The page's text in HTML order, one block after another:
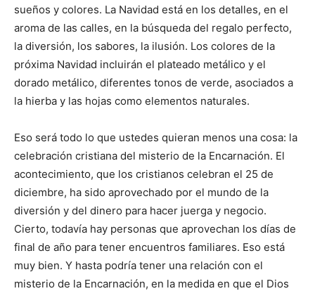
sueños y colores. La Navidad está en los detalles, en el
aroma de las calles, en la búsqueda del regalo perfecto,
la diversión, los sabores, la ilusión. Los colores de la
próxima Navidad incluirán el plateado metálico y el
dorado metálico, diferentes tonos de verde, asociados a
la hierba y las hojas como elementos naturales.
Eso será todo lo que ustedes quieran menos una cosa: la
celebración cristiana del misterio de la Encarnación. El
acontecimiento, que los cristianos celebran el 25 de
diciembre, ha sido aprovechado por el mundo de la
diversión y del dinero para hacer juerga y negocio.
Cierto, todavía hay personas que aprovechan los días de
final de año para tener encuentros familiares. Eso está
muy bien. Y hasta podría tener una relación con el
misterio de la Encarnación, en la medida en que el Dios